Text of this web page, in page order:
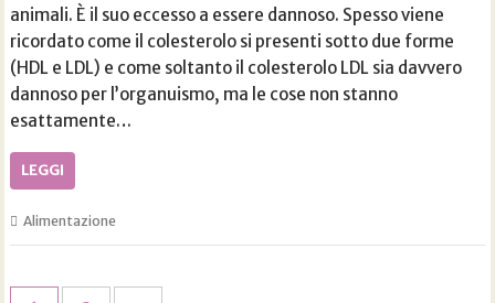
animali. È il suo eccesso a essere dannoso. Spesso viene
ricordato come il colesterolo si presenti sotto due forme
(HDL e LDL) e come soltanto il colesterolo LDL sia davvero
dannoso per l’organuismo, ma le cose non stanno
esattamente…
LEGGI
Alimentazione